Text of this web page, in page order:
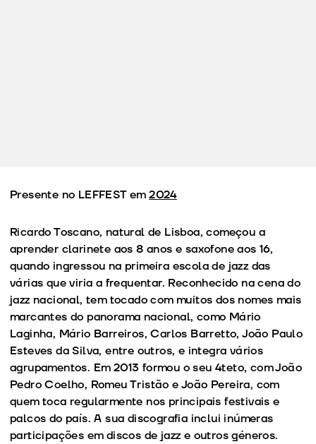
Presente no LEFFEST em2024
Ricardo Toscano, natural de Lisboa, começou a
aprender clarinete aos 8 anos e saxofone aos 16,
quando ingressou na primeira escola de jazz das
várias que viria a frequentar. Reconhecido na cena do
jazz nacional, tem tocado com muitos dos nomes mais
marcantes do panorama nacional, como Mário
Laginha, Mário Barreiros, Carlos Barretto, João Paulo
Esteves da Silva, entre outros, e integra vários
agrupamentos. Em 2013 formou o seu 4teto, com João
Pedro Coelho, Romeu Tristão e João Pereira, com
quem toca regularmente nos principais festivais e
palcos do país. A sua discografia inclui inúmeras
participações em discos de jazz e outros géneros.